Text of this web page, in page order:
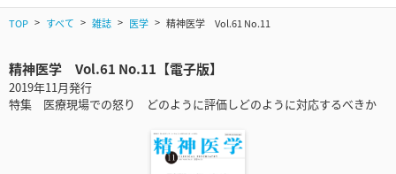
TOP すべて 雑誌 医学 精神医学 Vol.61 No.11
精神医学 Vol.61 No.11【電子版】
2019年11月発行
特集 医療現場での怒り どのように評価しどのように対応するべきか